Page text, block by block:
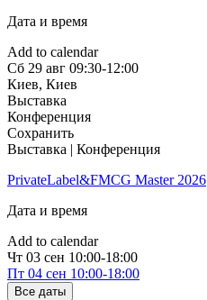
Дата и время
Add to calendar
Сб 29 авг 09:30-12:00
Киев, Киев
Выставка
Конференция
Сохранить
Выставка | Конференция
PrivateLabel&FMCG Master 2026
Дата и время
Add to calendar
Чт 03 сен 10:00-18:00
Пт 04 сен 10:00-18:00
Все даты